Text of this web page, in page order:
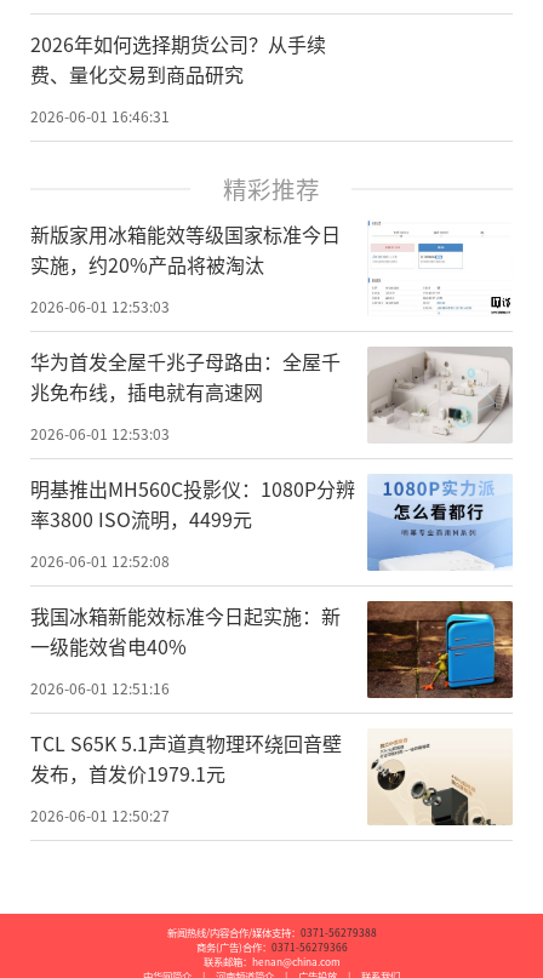
2026年如何选择期货公司？从手续
费、量化交易到商品研究
2026-06-01 16:46:31
精彩推荐
新版家用冰箱能效等级国家标准今日
实施，约20%产品将被淘汰
2026-06-01 12:53:03
华为首发全屋千兆子母路由：全屋千
兆免布线，插电就有高速网
2026-06-01 12:53:03
明基推出MH560C投影仪：1080P分辨
率3800 ISO流明，4499元
2026-06-01 12:52:08
我国冰箱新能效标准今日起实施：新
一级能效省电40%
2026-06-01 12:51:16
TCL S65K 5.1声道真物理环绕回音壁
发布，首发价1979.1元
2026-06-01 12:50:27
新闻热线/内容合作/媒体支持： 0371-56279388
商务(广告)合作： 0371-56279366
联系邮箱：henan@china.com
中华网简介
| 河南频道简介 | 广告投放 | 联系我们